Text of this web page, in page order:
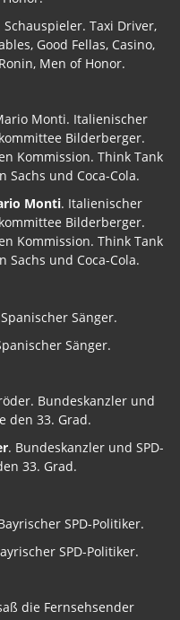
Schauspieler. Taxi Driver,
Good Fellas, Casino,
Men of Honor.
Monti. Italienischer
Bilderberger.
Kommission. Think Tank
Sachs und Coca-Cola.
Sänger.
. Bundeskanzler und SPD-
33. Grad.
SPD-Politiker.